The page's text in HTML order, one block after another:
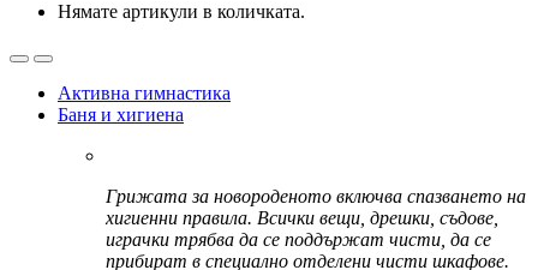
Нямате артикули в количката.
Активна гимнастика
Баня и хигиена
Грижата за новороденото включва спазването на
хигиенни правила. Всички вещи, дрешки, съдове,
играчки трябва да се поддържат чисти, да се
прибират в специално отделени чисти шкафове.